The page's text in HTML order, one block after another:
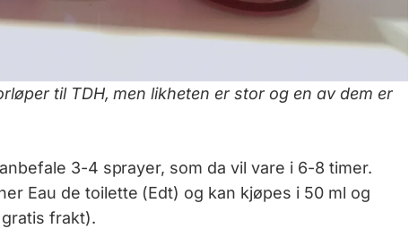
til TDH, men likheten er stor og en av dem er
3-4 sprayer, som da vil vare i 6-8 timer.
Eau de toilette (Edt) og kan kjøpes i 50 ml og
frakt).